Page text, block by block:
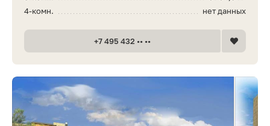
нет данных
4-комн.
+7 495 432 •• ••